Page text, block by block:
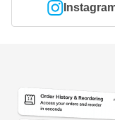
Lucidatrice
Prodotti sicuri e
I panni in
senza aloni